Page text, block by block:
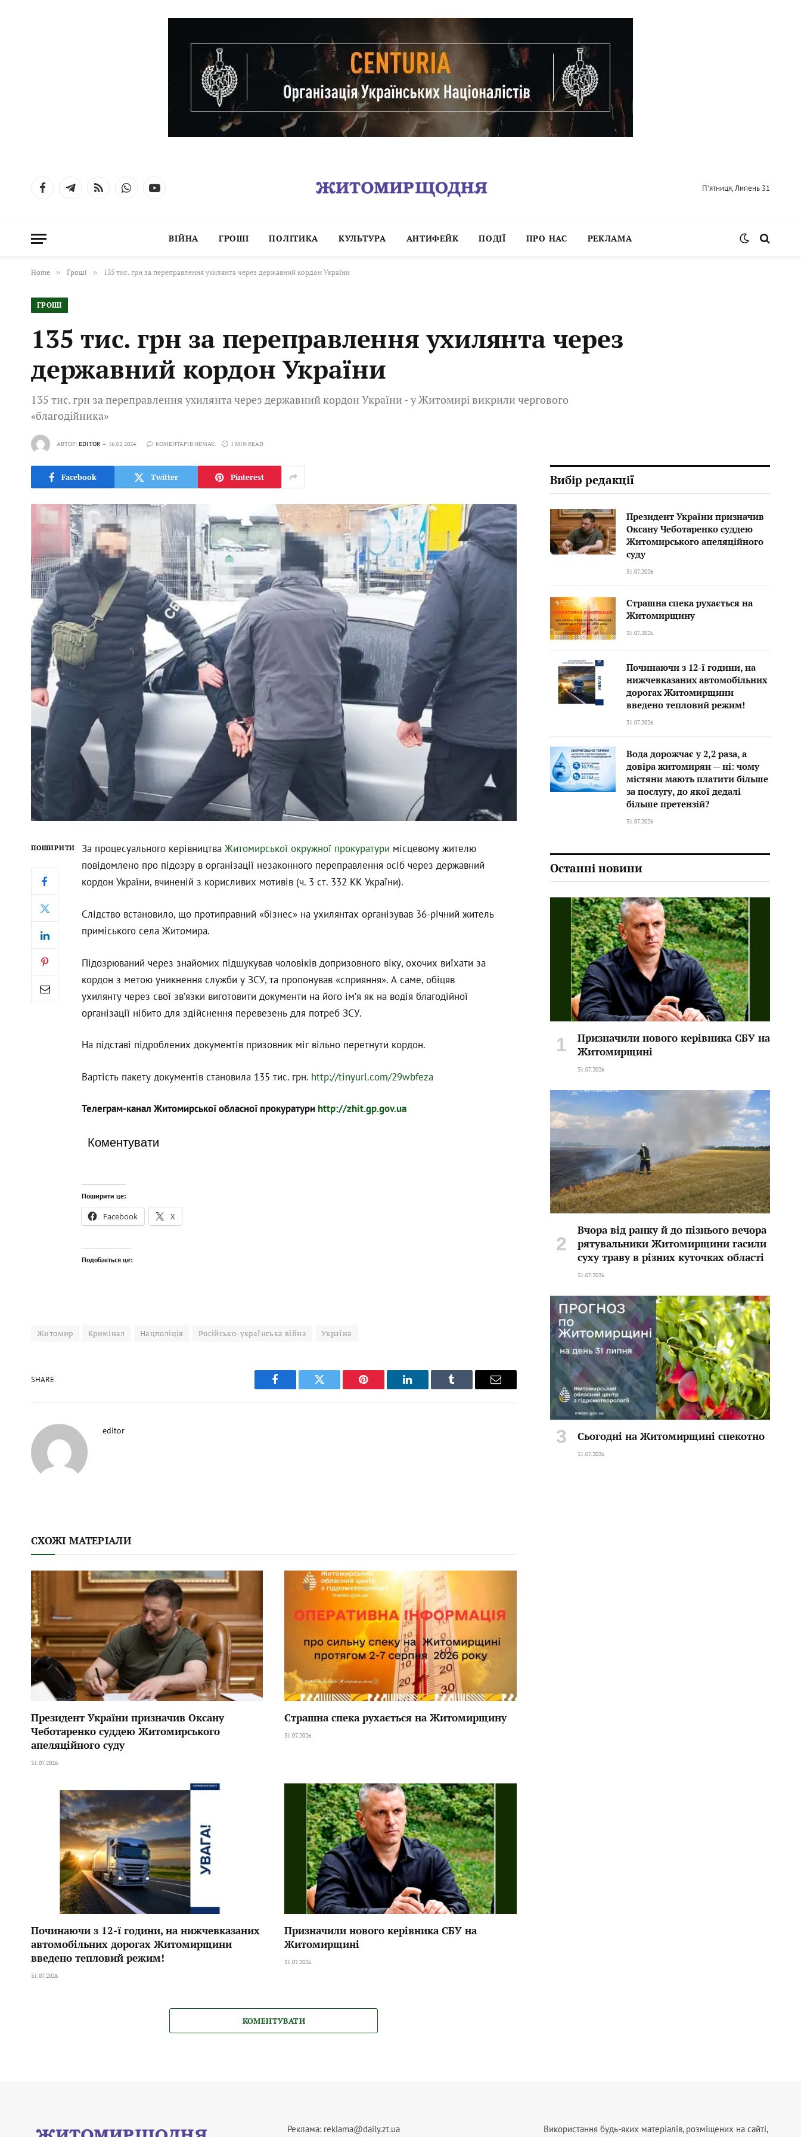
FacebookTelegramRSS WhatsAppYouTube П’ятниця, Липень 31
ВІЙНА ГРОШІ ПОЛІТИКА КУЛЬТУРА АНТИФЕЙК ПОДІЇ ПРО НАС РЕКЛАМА
Home » Гроші » 135 тис. грн за переправлення ухилянта через державний кордон України
ГРОШІ
135 тис. грн за переправлення ухилянта через
державний кордон України
135 тис. грн за переправлення ухилянта через державний кордон України - у Житомирі викрили чергового
«благодійника»
АВТОР:EDITOR 16.02.2024 КОМЕНТАРІВ НЕМАЄ 1 MIN READ
Facebook Twitter Pinterest
ПОШИРИТИ За процесуального керівництва Житомирської окружної прокуратури місцевому жителю
повідомлено про підозру в організації незаконного переправлення осіб через державний
кордон України, вчиненій з корисливих мотивів (ч. 3 ст. 332 КК України).
Слідство встановило, що протиправний «бізнес» на ухилянтах організував 36-річний житель
приміського села Житомира.
Підозрюваний через знайомих підшукував чоловіків допризовного віку, охочих виїхати за
кордон з метою уникнення служби у ЗСУ, та пропонував «сприяння». А саме, обіцяв
ухилянту через свої зв’язки виготовити документи на його ім’я як на водія благодійної
організації нібито для здійснення перевезень для потреб ЗСУ.
На підставі підроблених документів призовник міг вільно перетнути кордон.
Вартість пакету документів становила 135 тис. грн. http://tinyurl.com/29wbfeza
Телеграм-канал Житомирської обласної прокуратури http://zhit.gp.gov.ua
Коментувати
Поширити це:
Facebook X
Подобається це:
Житомир Кримінал Нацполіція Російсько-українська війна Україна
SHARE.
Facebook Twitter Pinterest LinkedIn Tumblr Email
editor
СХОЖІ МАТЕРІАЛИ
Президент України призначив Оксану
Чеботаренко суддею Житомирського
апеляційного суду
31.07.2026
Страшна спека рухається на Житомирщину
31.07.2026
Починаючи з 12-ї години, на нижчевказаних
автомобільних дорогах Житомирщини
введено тепловий режим!
31.07.2026
Призначили нового керівника СБУ на
Житомирщині
31.07.2026
КОМЕНТУВАТИ
Вибір редакції
Президент України призначив
Оксану Чеботаренко суддею
Житомирського апеляційного
суду
31.07.2026
Страшна спека рухається на
Житомирщину
31.07.2026
Починаючи з 12-ї години, на
нижчевказаних автомобільних
дорогах Житомирщини
введено тепловий режим!
31.07.2026
Вода дорожчає у 2,2 раза, а
довіра житомирян — ні: чому
містяни мають платити більше
за послугу, до якої дедалі
більше претензій?
31.07.2026
Останні новини
Призначили нового керівника СБУ на
Житомирщині
31.07.2026
Вчора від ранку й до пізнього вечора
рятувальники Житомирщини гасили
суху траву в різних куточках області
31.07.2026
Сьогодні на Житомирщині спекотно
31.07.2026
Реклама: reklama@daily.zt.ua
Використання будь-яких матеріалів, розміщених на сайті,